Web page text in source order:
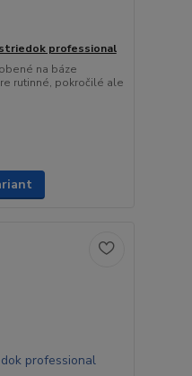
professional
na báze
rutinné, pokročilé ale